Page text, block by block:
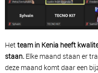
Hetteam in Kenia heeft
staan. Elke maand staan er
deze maand komt daar een